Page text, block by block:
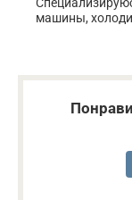
машины,